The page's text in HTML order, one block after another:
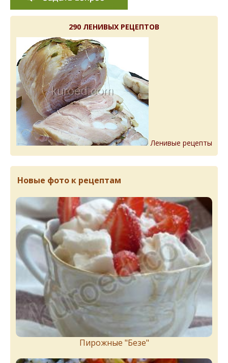
290 ЛЕНИВЫХ РЕЦЕПТОВ
Ленивые рецепты
Новые фото к рецептам
Пирожныe "Бeзe"